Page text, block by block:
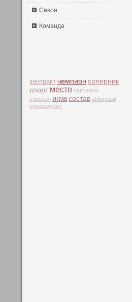
Сезон
Команда
контракт чемпион соперник
спорт место партнеры
сборная игра состав арбитраж
руководство